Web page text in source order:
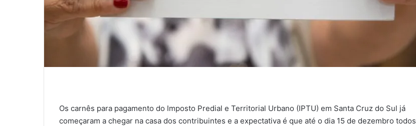
Os carnês para pagamento do Imposto Predial e Territorial Urbano (IPTU) em Santa Cruz do Sul já
começaram a chegar na casa dos contribuintes e a expectativa é que até o dia 15 de dezembro todos